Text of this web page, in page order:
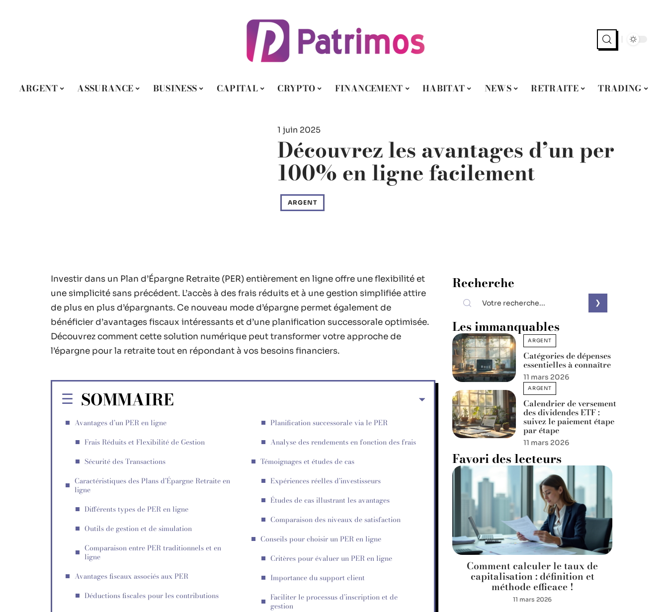
ARGENT ASSURANCE BUSINESS CAPITAL CRYPTO FINANCEMENT HABITAT NEWS RETRAITE TRADING
1 juin 2025
Découvrez les avantages d’un per
100% en ligne facilement
ARGENT
Investir dans un Plan d’Épargne Retraite (PER) entièrement en ligne offre une flexibilité et
une simplicité sans précédent. L’accès à des frais réduits et à une gestion simplifiée attire
de plus en plus d’épargnants. Ce nouveau mode d’épargne permet également de
bénéficier d’avantages fiscaux intéressants et d’une planification successorale optimisée.
Découvrez comment cette solution numérique peut transformer votre approche de
l’épargne pour la retraite tout en répondant à vos besoins financiers.
SOMMAIRE
Avantages d’un PER en ligne
Frais Réduits et Flexibilité de Gestion
Sécurité des Transactions
Caractéristiques des Plans d’Épargne Retraite en
ligne
Différents types de PER en ligne
Outils de gestion et de simulation
Comparaison entre PER traditionnels et en
ligne
Avantages fiscaux associés aux PER
Déductions fiscales pour les contributions
Planification successorale via le PER
Analyse des rendements en fonction des frais
Témoignages et études de cas
Expériences réelles d’investisseurs
Études de cas illustrant les avantages
Comparaison des niveaux de satisfaction
Conseils pour choisir un PER en ligne
Critères pour évaluer un PER en ligne
Importance du support client
Faciliter le processus d’inscription et de
gestion
Recherche
Les immanquables
ARGENT
Catégories de dépenses
essentielles à connaître
11 mars 2026
ARGENT
Calendrier de versement
des dividendes ETF :
suivez le paiement étape
par étape
11 mars 2026
Favori des lecteurs
Comment calculer le taux de
capitalisation : définition et
méthode efficace !
11 mars 2026